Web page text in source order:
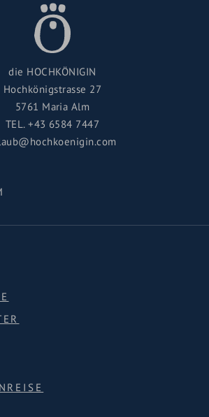
die HOCHKÖNIGIN
Hochkönigstrasse 27
5761 Maria Alm
TEL.+43 6584 7447